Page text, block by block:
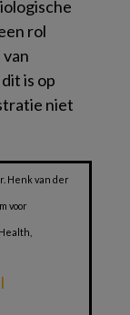
rol
is op
niet
Henk van der
voor